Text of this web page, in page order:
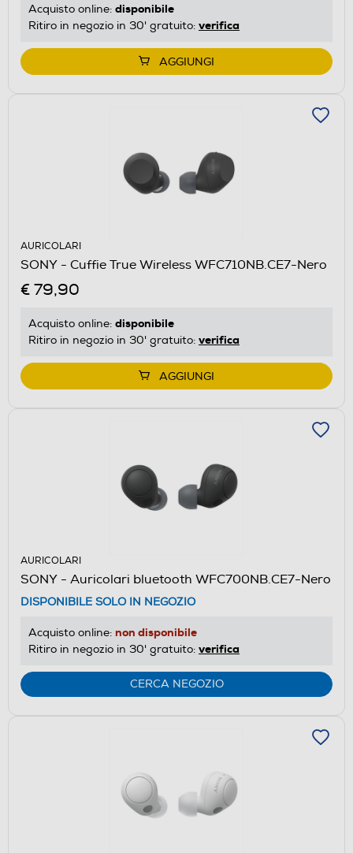
Acquisto online: disponibile
Ritiro in negozio in 30' gratuito: verifica
AGGIUNGI
AURICOLARI
SONY - Cuffie True Wireless WFC710NB.CE7-Nero
€ 79,90
Acquisto online: disponibile
Ritiro in negozio in 30' gratuito: verifica
AGGIUNGI
AURICOLARI
SONY - Auricolari bluetooth WFC700NB.CE7-Nero
DISPONIBILE SOLO IN NEGOZIO
Acquisto online: non disponibile
Ritiro in negozio in 30' gratuito: verifica
CERCA NEGOZIO